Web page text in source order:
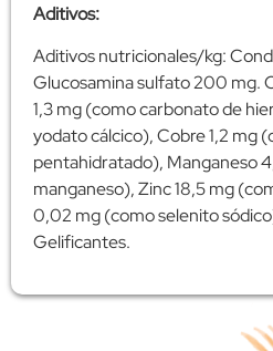
Aditivos:
Aditivos nutricionales/kg:
Glucosamina sulfato 200 mg.
1,3 mg (como carbonato de
yodato cálcico), Cobre 1,2 mg
pentahidratado), Manganeso
manganeso), Zinc 18,5 mg
0,02 mg (como selenito
Gelificantes.